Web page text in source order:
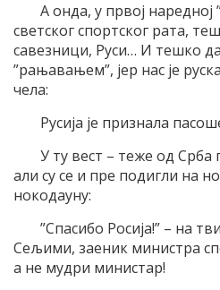
А онда, у првој наредној
светског спортског рата,
савезници, Руси… И тешко
”рањавањем”, јер нас је
чела:
Русија је признала
У ту вест – теже од
али су се и пре подигли на
нокодауну:
”Спасибо Росија!” – на
Сељими, заеник министра
а не мудри министар!